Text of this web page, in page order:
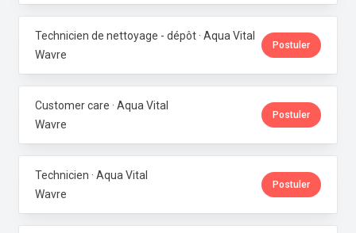
Technicien de nettoyage - dépôt · Aqua Vital
Wavre
Postuler
Customer care · Aqua Vital
Wavre
Postuler
Technicien · Aqua Vital
Wavre
Postuler